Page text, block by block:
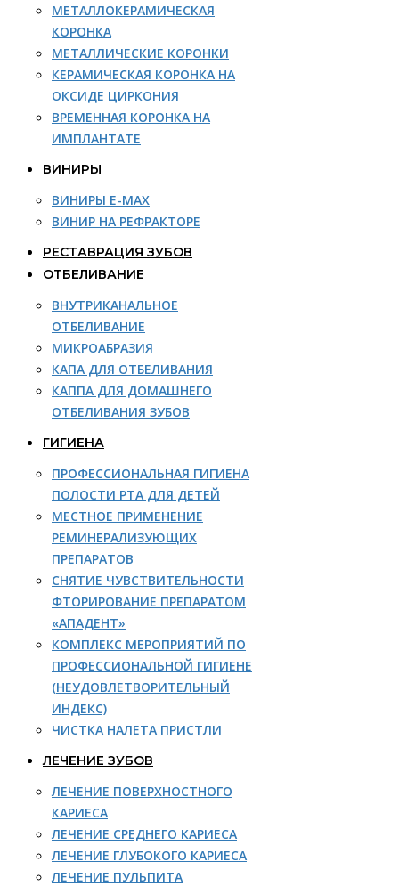
МЕТАЛЛОКЕРАМИЧЕСКАЯ
КОРОНКА
МЕТАЛЛИЧЕСКИЕ КОРОНКИ
КЕРАМИЧЕСКАЯ КОРОНКА НА
ОКСИДЕ ЦИРКОНИЯ
ВРЕМЕННАЯ КОРОНКА НА
ИМПЛАНТАТЕ
ВИНИРЫ
ВИНИРЫ E-MAX
ВИНИР НА РЕФРАКТОРЕ
РЕСТАВРАЦИЯ ЗУБОВ
ОТБЕЛИВАНИЕ
ВНУТРИКАНАЛЬНОЕ
ОТБЕЛИВАНИЕ
МИКРОАБРАЗИЯ
КАПА ДЛЯ ОТБЕЛИВАНИЯ
КАППА ДЛЯ ДОМАШНЕГО
ОТБЕЛИВАНИЯ ЗУБОВ
ГИГИЕНА
ПРОФЕССИОНАЛЬНАЯ ГИГИЕНА
ПОЛОСТИ РТА ДЛЯ ДЕТЕЙ
МЕСТНОЕ ПРИМЕНЕНИЕ
РЕМИНЕРАЛИЗУЮЩИХ
ПРЕПАРАТОВ
СНЯТИЕ ЧУВСТВИТЕЛЬНОСТИ
ФТОРИРОВАНИЕ ПРЕПАРАТОМ
«АПАДЕНТ»
КОМПЛЕКС МЕРОПРИЯТИЙ ПО
ПРОФЕССИОНАЛЬНОЙ ГИГИЕНЕ
(НЕУДОВЛЕТВОРИТЕЛЬНЫЙ
ИНДЕКС)
ЧИСТКА НАЛЕТА ПРИСТЛИ
ЛЕЧЕНИЕ ЗУБОВ
ЛЕЧЕНИЕ ПОВЕРХНОСТНОГО
КАРИЕСА
ЛЕЧЕНИЕ СРЕДНЕГО КАРИЕСА
ЛЕЧЕНИЕ ГЛУБОКОГО КАРИЕСА
ЛЕЧЕНИЕ ПУЛЬПИТА